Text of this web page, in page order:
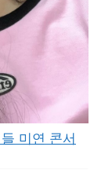
미연 콘서